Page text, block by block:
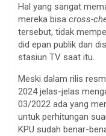
Hal yang sangat
mereka bisa cross-
tersebut, tidak
did epan publik dan
stasiun TV saat itu.
Meski dalam rilis
2024 jelas-jelas
03/2022 ada yang
untuk perhitungan
KPU sudah benar-